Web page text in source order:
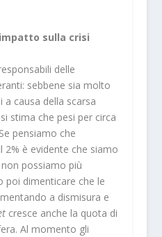
sulla crisi
delle
sebbene sia molto
a causa della scarsa
stima che pesi per circa
pensiamo che
2% è evidente che siamo
possiamo più
poi dimenticare che le
a dismisura e
cresce anche la quota di
Al momento gli